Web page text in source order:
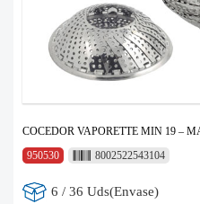
COCEDOR VAPORETTE MIN 19 –
950530
8002522543104
6 / 36 Uds(Envase)